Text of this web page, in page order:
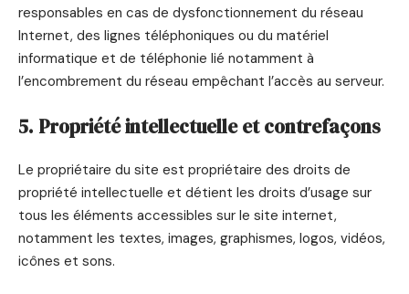
responsables en cas de dysfonctionnement du réseau
Internet, des lignes téléphoniques ou du matériel
informatique et de téléphonie lié notamment à
l’encombrement du réseau empêchant l’accès au serveur.
5. Propriété intellectuelle et contrefaçons
Le propriétaire du site est propriétaire des droits de
propriété intellectuelle et détient les droits d’usage sur
tous les éléments accessibles sur le site internet,
notamment les textes, images, graphismes, logos, vidéos,
icônes et sons.